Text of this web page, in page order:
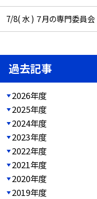
7/8( 水 ) ７月の専門委員会
過去記事
2026年度
2025年度
2024年度
2023年度
2022年度
2021年度
2020年度
2019年度